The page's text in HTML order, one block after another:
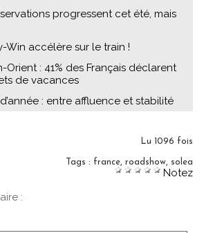
progressent cet été, mais
Win accélère sur le train !
Orient : 41% des Français déclarent
de vacances
: entre affluence et stabilité
Lu 1096 fois
Tags : france, roadshow, solea
Notez
: